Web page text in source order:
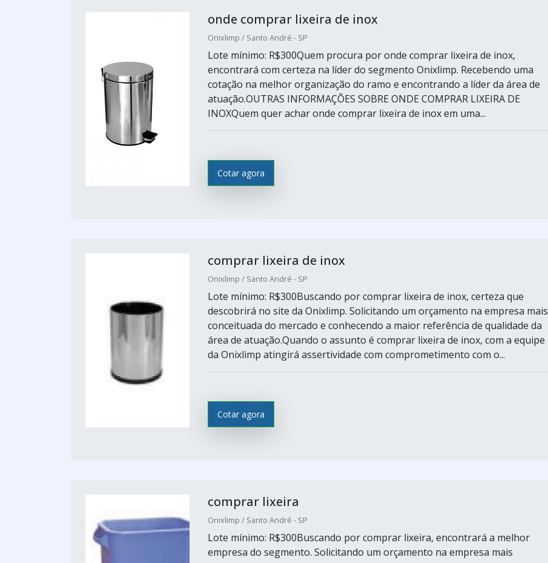
onde comprar lixeira de inox
Onixlimp / Santo André - SP
Lote mínimo: R$300Quem procura por onde comprar lixeira de inox,
encontrará com certeza na líder do segmento Onixlimp. Recebendo uma
cotação na melhor organização do ramo e encontrando a líder da área de
atuação.OUTRAS INFORMAÇÕES SOBRE ONDE COMPRAR LIXEIRA DE
INOXQuem quer achar onde comprar lixeira de inox em uma...
Cotar agora
comprar lixeira de inox
Onixlimp / Santo André - SP
Lote mínimo: R$300Buscando por comprar lixeira de inox, certeza que
descobrirá no site da Onixlimp. Solicitando um orçamento na empresa mais
conceituada do mercado e conhecendo a maior referência de qualidade da
área de atuação.Quando o assunto é comprar lixeira de inox, com a equipe
da Onixlimp atingirá assertividade com comprometimento com o...
Cotar agora
comprar lixeira
Onixlimp / Santo André - SP
Lote mínimo: R$300Buscando por comprar lixeira, encontrará a melhor
empresa do segmento. Solicitando um orçamento na empresa mais